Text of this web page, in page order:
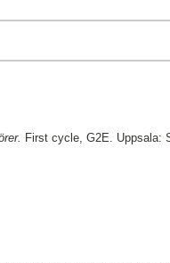
First cycle, G2E. Uppsala: